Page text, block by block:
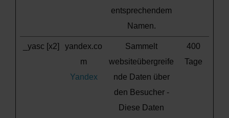
entsprechendem
Namen.
_yasc [x2]
yandex.co
m
Yandex
Sammelt
websiteübergreife
nde Daten über
den Besucher -
Diese Daten
400
Tage